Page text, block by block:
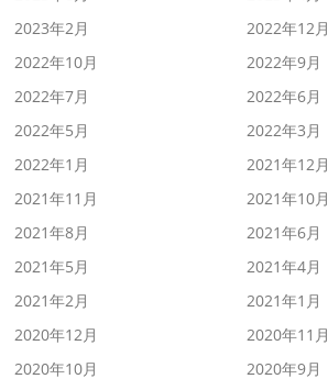
2023年2月
2022年12月
2022年10月
2022年9月
2022年7月
2022年6月
2022年5月
2022年3月
2022年1月
2021年12月
2021年11月
2021年10月
2021年8月
2021年6月
2021年5月
2021年4月
2021年2月
2021年1月
2020年12月
2020年11月
2020年10月
2020年9月